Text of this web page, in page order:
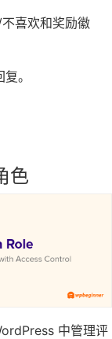
喜欢和奖励徽
。
色
中管理评